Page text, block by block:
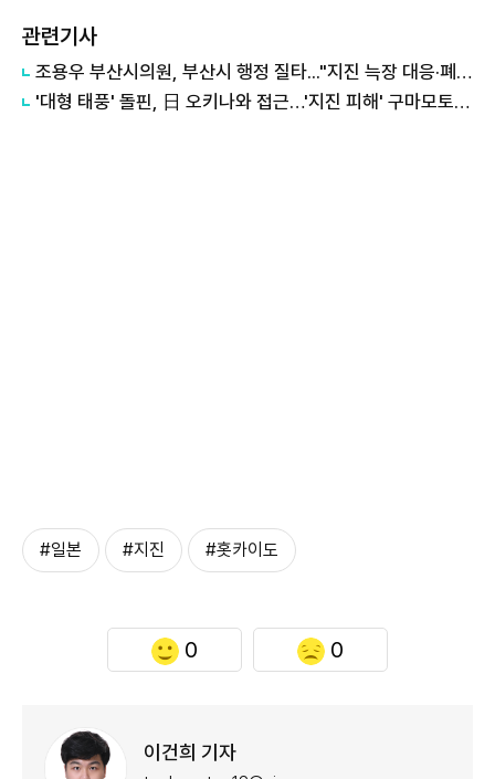
관련기사
조용우 부산시의원, 부산시 행정 질타..."지진 늑장 대응·폐가전센터 부실 감독"
'대형 태풍' 돌핀, 日 오키나와 접근…'지진 피해' 구마모토, 복합재난 비상
#일본 #지진 #홋카이도
0 0
이건희 기자